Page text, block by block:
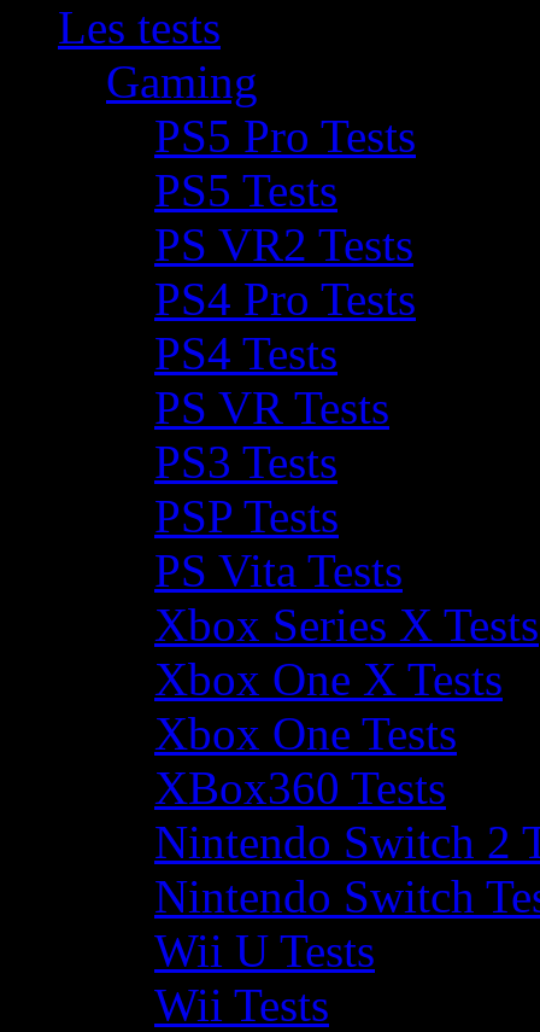
Les tests
Gaming
PS5 Pro Tests
PS5 Tests
PS VR2 Tests
PS4 Pro Tests
PS4 Tests
PS VR Tests
PS3 Tests
PSP Tests
PS Vita Tests
Xbox Series X Tests
Xbox One X Tests
Xbox One Tests
XBox360 Tests
Nintendo Switch 2
Nintendo Switch
Wii U Tests
Wii Tests